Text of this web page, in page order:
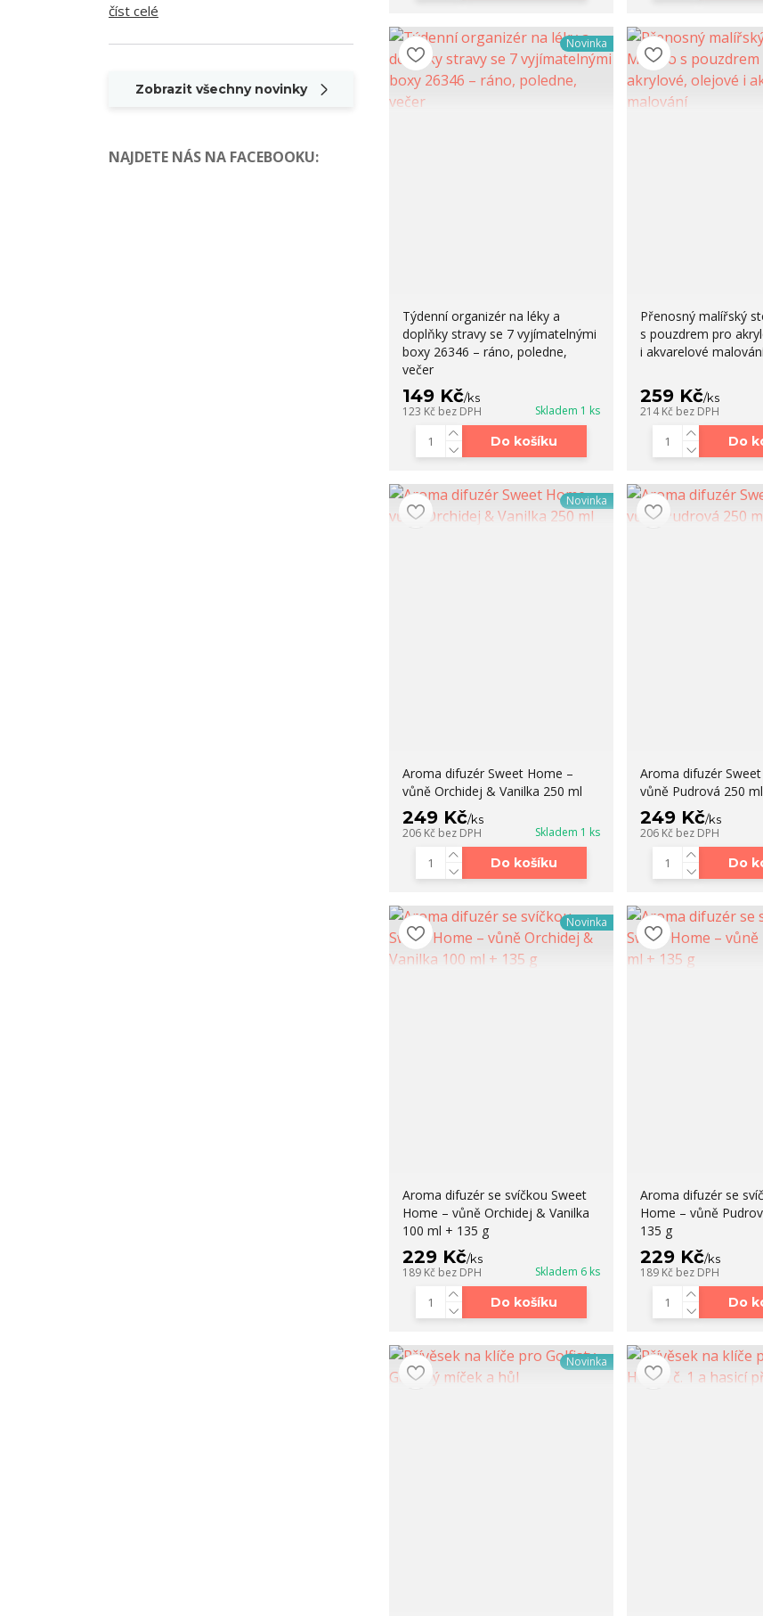
Novinka
Týdenní organizér na léky a
doplňky stravy se 7 vyjímatelnými
boxy 26346 – ráno, poledne,
večer
149 Kč/ks
123 Kč bez DPH Skladem 1 ks
Do košíku
Přenosný malířský
s pouzdrem pro
i akvarelové
259 Kč/ks
214 Kč bez DPH
Do
Novinka
Aroma difuzér Sweet Home –
vůně Orchidej & Vanilka 250 ml
249 Kč/ks
206 Kč bez DPH Skladem 1 ks
Do košíku
Aroma difuzér
vůně Pudrová 250 ml
249 Kč/ks
206 Kč bez DPH
Do
Novinka
Aroma difuzér se svíčkou Sweet
Home – vůně Orchidej & Vanilka
100 ml + 135 g
229 Kč/ks
189 Kč bez DPH Skladem 6 ks
Do košíku
Aroma difuzér se
Home – vůně
135 g
229 Kč/ks
189 Kč bez DPH
Do
Novinka
číst celé
Zobrazit všechny novinky
NAJDETE NÁS NA FACEBOOKU: